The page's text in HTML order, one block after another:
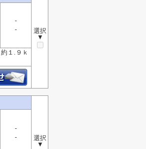
選択
▼
-
-
１.９ｋ
選択
▼
-
-